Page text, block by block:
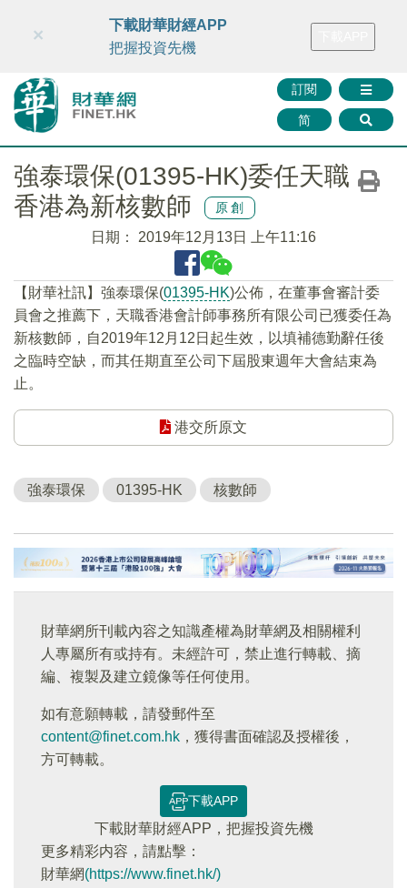
財華智庫網 FINTV FINMETA 財華證券 媒體矩陣
訂閱
简
×
下載財華財經APP
把握投資先機
強泰環保(01395-HK)委任天職
香港為新核數師
原創
日期： 2019年12月13日 上午11:16
【財華社訊】強泰環保(01395-HK)公佈，在董事會審計委
員會之推薦下，天職香港會計師事務所有限公司已獲委任為
新核數師，自2019年12月12日起生效，以填補德勤辭任後
之臨時空缺，而其任期直至公司下屆股東週年大會結束為
止。
港交所原文
強泰環保 01395-HK 核數師
財華網所刊載內容之知識產權為財華網及相關權利
人專屬所有或持有。未經許可，禁止進行轉載、摘
編、複製及建立鏡像等任何使用。
如有意願轉載，請發郵件至
content@finet.com.hk ，獲得書面確認及授權後，
方可轉載。
下載APP
下載財華財經APP，把握投資先機
更多精彩内容，請點擊：
財華網(https://www.finet.hk/)